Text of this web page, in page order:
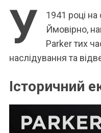
У 1941 році на
Ймовірно,
Parker тих
наслідування та
Історичний